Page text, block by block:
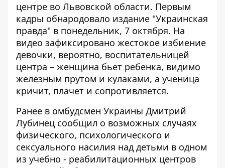
центре во Львовской области. Первым
кадры обнародовало издание "Украинская
правда" в понедельник, 7 октября. На
видео зафиксировано жестокое избиение
девочки, вероятно, воспитательницей
центра – женщина бьет ребенка, видимо
железным прутом и кулаками, а ученица
кричит, плачет и сопротивляется.
Ранее в омбудсмен Украины Дмитрий
Лубинец сообщил о возможных случаях
физического, психологического и
сексуального насилия над детьми в одном
из учебно - реабилитационных центров